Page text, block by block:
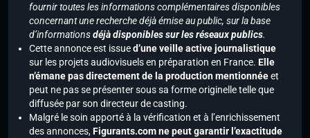
fournir toutes les informations complémentaires disponibles
concernant une recherche déjà émise au public, sur la base
d’informationsdéjà disponibles sur les réseaux publics.
Cette annonce est issued’une veille active journalistique
sur les projets audiovisuels en préparation en France. Elle
n’émane pas directement de la production mentionnéeet
peut ne pas se présenter sous sa forme originelle telle que
diffusée par son directeur de casting.
Malgré le soin apporté à la vérification et à l’enrichissement
des annonces,Figurants.com ne peut garantir l’exactitude